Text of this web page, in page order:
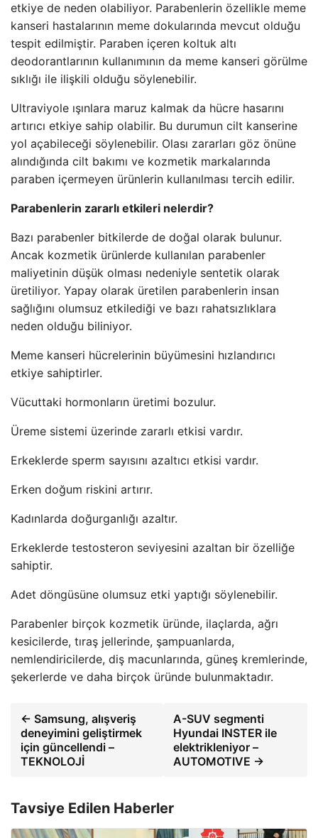
etkiye de neden olabiliyor. Parabenlerin özellikle meme
kanseri hastalarının meme dokularında mevcut olduğu
tespit edilmiştir. Paraben içeren koltuk altı
deodorantlarının kullanımının da meme kanseri görülme
sıklığı ile ilişkili olduğu söylenebilir.
Ultraviyole ışınlara maruz kalmak da hücre hasarını
artırıcı etkiye sahip olabilir. Bu durumun cilt kanserine
yol açabileceği söylenebilir. Olası zararları göz önüne
alındığında cilt bakımı ve kozmetik markalarında
paraben içermeyen ürünlerin kullanılması tercih edilir.
Parabenlerin zararlı etkileri nelerdir?
Bazı parabenler bitkilerde de doğal olarak bulunur.
Ancak kozmetik ürünlerde kullanılan parabenler
maliyetinin düşük olması nedeniyle sentetik olarak
üretiliyor. Yapay olarak üretilen parabenlerin insan
sağlığını olumsuz etkilediği ve bazı rahatsızlıklara
neden olduğu biliniyor.
Meme kanseri hücrelerinin büyümesini hızlandırıcı
etkiye sahiptirler.
Vücuttaki hormonların üretimi bozulur.
Üreme sistemi üzerinde zararlı etkisi vardır.
Erkeklerde sperm sayısını azaltıcı etkisi vardır.
Erken doğum riskini artırır.
Kadınlarda doğurganlığı azaltır.
Erkeklerde testosteron seviyesini azaltan bir özelliğe
sahiptir.
Adet döngüsüne olumsuz etki yaptığı söylenebilir.
Parabenler birçok kozmetik üründe, ilaçlarda, ağrı
kesicilerde, tıraş jellerinde, şampuanlarda,
nemlendiricilerde, diş macunlarında, güneş kremlerinde,
şekerlerde ve daha birçok üründe bulunmaktadır.
← Samsung, alışveriş
deneyimini geliştirmek
için güncellendi –
TEKNOLOJİ
A-SUV segmenti
Hyundai INSTER ile
elektrikleniyor –
AUTOMOTIVE →
Tavsiye Edilen Haberler